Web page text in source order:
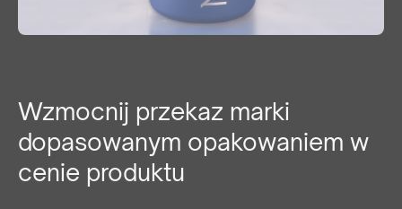
Wzmocnij przekaz marki
dopasowanym opakowaniem w
cenie produktu